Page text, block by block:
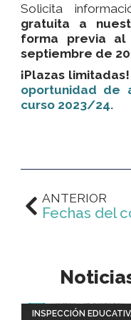
Solicita
gratuita a
forma previa
septiembre de
¡Plazas limitadas!
oportunidad de
curso 2023/24.
Ant
ANTERIOR
INSPECCIÓN